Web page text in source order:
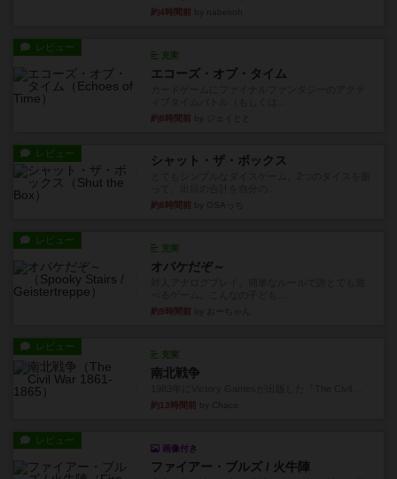
約4時間前
レビュー
充実
エコーズ・オブ・タイム
約8時間前
レビュー シャット・ザ・ボックス
約8時間前
レビュー
充実
オバケだぞ～
約9時間前
レビュー
充実
南北戦争
約13時間前
レビュー
画像付き
ファイアー・ブルズ / 火牛陣